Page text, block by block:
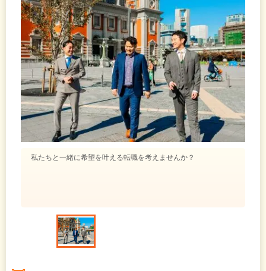
私たちと一緒に希望を叶える転職を考えませんか？